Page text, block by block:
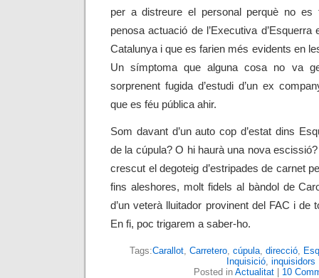
per a distreure el personal perquè no
penosa actuació de l’Executiva
Catalunya i que es farien més evidents en
Un símptoma que alguna cosa no va
sorprenent fugida d’estudi d’un ex
que es féu pública ahir.
Som davant d’un auto cop d’estat dins
de la cúpula? O hi haurà una nova
crescut el degoteig d’estripades de carnet
fins aleshores, molt fidels al bàndol de
d’un veterà lluitador provinent del FAC i
En fi, poc trigarem a saber-ho.
Tags:Carallot, Carretero, cúpula, direcció,
Inquisició, inquisidors
Posted in Actualitat 10